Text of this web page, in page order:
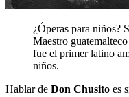
¿Óperas para niños?
Maestro
fue el primer latino
niños.
Hablar de Don Chusito es